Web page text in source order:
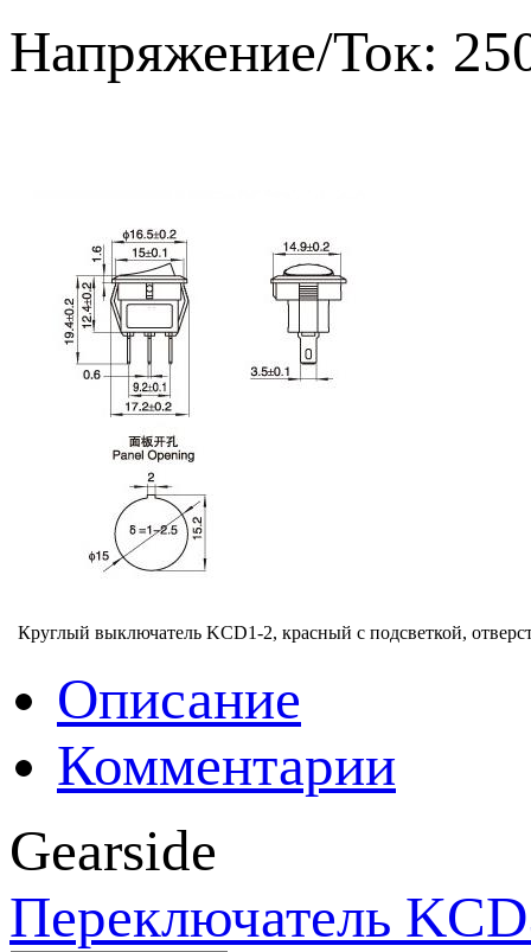
Напряжение/Ток:
Круглый выключатель KCD1-2, красный с подсветкой,
Описание
Комментарии
Gearside
Переключатель